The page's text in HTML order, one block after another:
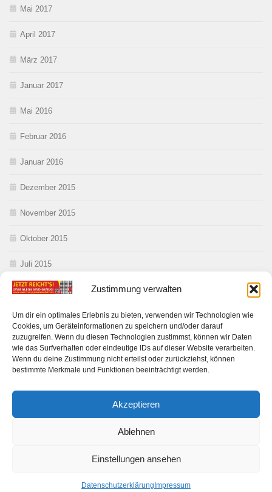
Zustimmung verwalten
Um dir ein optimales Erlebnis zu bieten, verwenden wir Technologien wie
Cookies, um Geräteinformationen zu speichern und/oder darauf
zuzugreifen. Wenn du diesen Technologien zustimmst, können wir Daten
wie das Surfverhalten oder eindeutige IDs auf dieser Website verarbeiten.
Wenn du deine Zustimmung nicht erteilst oder zurückziehst, können
bestimmte Merkmale und Funktionen beeinträchtigt werden.
Akzeptieren
Ablehnen
Einstellungen ansehen
Datenschutzerklärung Impressum
Mai 2017
April 2017
März 2017
Januar 2017
Mai 2016
Februar 2016
Januar 2016
Dezember 2015
November 2015
Oktober 2015
Juli 2015
Juni 2015
Mai 2015